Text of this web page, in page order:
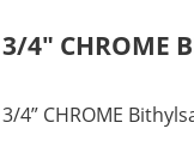
3/4" CHROME
3/4” CHROME